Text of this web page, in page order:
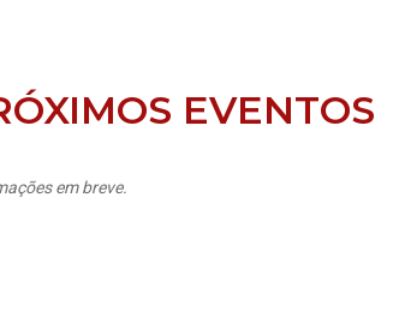
EVENTOS
em breve.